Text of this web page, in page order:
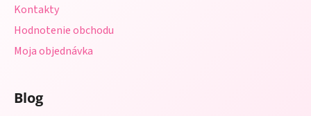
Kontakty
Hodnotenie obchodu
Moja objednávka
Blog